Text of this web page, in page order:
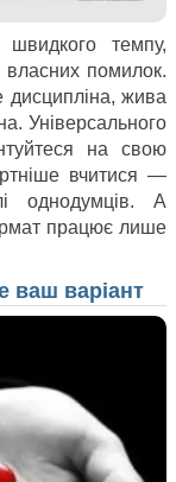
швидкого темпу,
власних помилок.
дисципліна, жива
Універсального
на свою
вчитися —
однодумців. А
працює лише
ваш варіант